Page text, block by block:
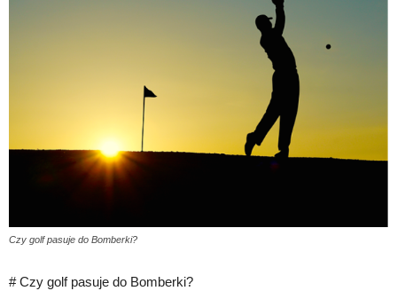
Czy golf pasuje do Bomberki?
# Czy golf pasuje do Bomberki?